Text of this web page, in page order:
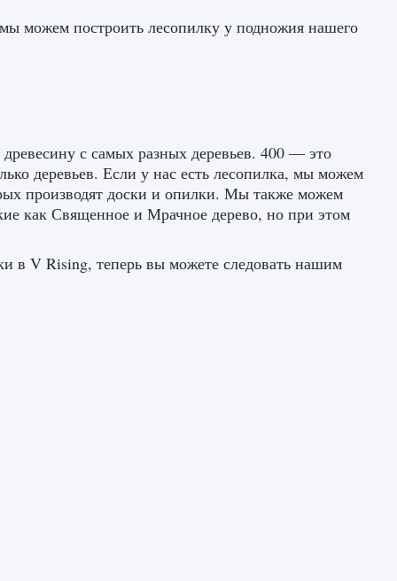
можем построить лесопилку у подножия нашего
с самых разных деревьев. 400 — это
деревьев. Если у нас есть лесопилка, мы можем
производят доски и опилки. Мы также можем
как Священное и Мрачное дерево, но при этом
в V Rising, теперь вы можете следовать нашим